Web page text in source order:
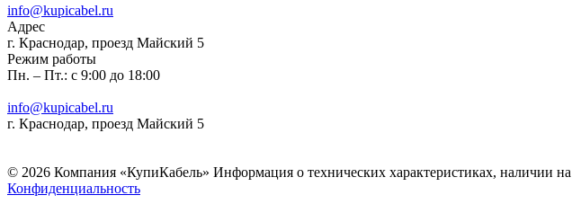
info@kupicabel.ru
Адрес
г. Краснодар, проезд Майский 5
Режим работы
Пн. – Пт.: с 9:00 до 18:00
info@kupicabel.ru
г. Краснодар, проезд Майский 5
© 2026 Компания «КупиКабель» Информация о технических характеристиках, наличии
Конфиденциальность